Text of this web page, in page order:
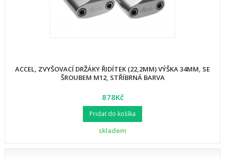
ACCEL, ZVYŠOVACÍ DRŽÁKY ŘIDÍTEK (22,2MM) VÝŠKA 34MM, SE
ŠROUBEM M12, STŘÍBRNÁ BARVA
878Kč
Pridať do košíka
skladem